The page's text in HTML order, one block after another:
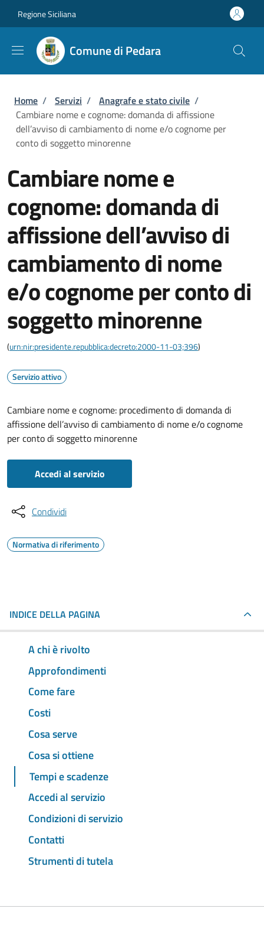
Regione Siciliana
Comune di Pedara
Briciole di pane
Home / Servizi / Anagrafe e stato civile /
Cambiare nome e cognome: domanda di affissione
dell’avviso di cambiamento di nome e/o cognome per
conto di soggetto minorenne
Cambiare nome e
cognome: domanda di
affissione dell’avviso di
cambiamento di nome
e/o cognome per conto di
soggetto minorenne
(urn:nir:presidente.repubblica:decreto:2000-11-03;396)
Servizio attivo
Cambiare nome e cognome: procedimento di domanda di
affissione dell’avviso di cambiamento di nome e/o cognome
per conto di soggetto minorenne
Accedi al servizio
Condividi
Normativa di riferimento
INDICE DELLA PAGINA
A chi è rivolto
Approfondimenti
Come fare
Costi
Cosa serve
Cosa si ottiene
Tempi e scadenze
Accedi al servizio
Condizioni di servizio
Contatti
Strumenti di tutela